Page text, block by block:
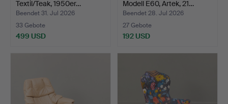
Textil/Teak, 1950er…
Beendet 31. Jul 2026
33 Gebote
499 USD
Modell E60, Artek, 21…
Beendet 28. Jul 2026
27 Gebote
192 USD